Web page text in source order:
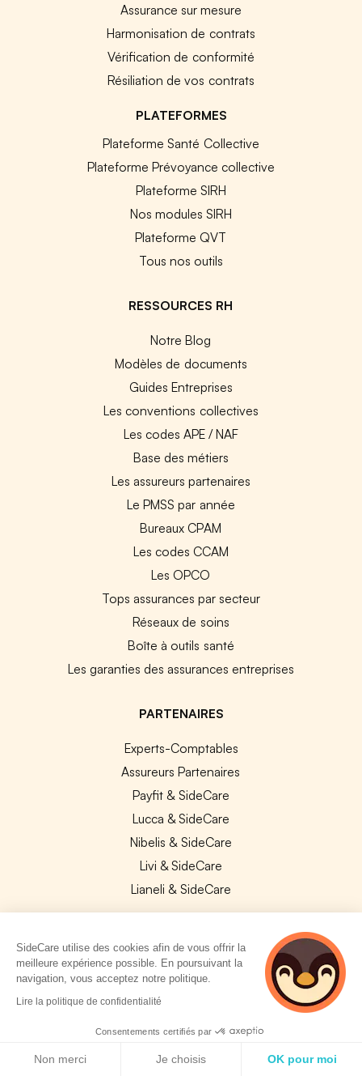
Assurance sur mesure
Harmonisation de contrats
Vérification de conformité
Résiliation de vos contrats
PLATEFORMES
Plateforme Santé Collective
Plateforme Prévoyance collective
Plateforme SIRH
Nos modules SIRH
Plateforme QVT
Tous nos outils
RESSOURCES RH
Notre Blog
Modèles de documents
Guides Entreprises
Les conventions collectives
Les codes APE / NAF
Base des métiers
Les assureurs partenaires
Le PMSS par année
Bureaux CPAM
Les codes CCAM
Les OPCO
Tops assurances par secteur
Réseaux de soins
Boîte à outils santé
Les garanties des assurances entreprises
PARTENAIRES
Experts-Comptables
Assureurs Partenaires
Payfit & SideCare
Lucca & SideCare
Nibelis & SideCare
Livi & SideCare
Lianeli & SideCare
API SideCare
Les SIRH / Systèmes de paie connectés
Se connecter
SideCare utilise des cookies afin de vous offrir la
meilleure expérience possible. En poursuivant la
navigation, vous acceptez notre politique.
Lire la politique de confidentialité
Consentements certifiés par
Non merci Je choisis OK pour moi
2 personnes
consultent
actuellement cette